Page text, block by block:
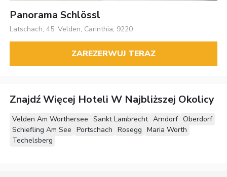
Panorama Schlössl
Latschach, 45, Velden, Carinthia, 9220
ZAREZERWUJ TERAZ
Znajdź Więcej Hoteli W Najbliższej Okolicy
Velden Am Worthersee Sankt Lambrecht Arndorf Oberdorf
Schiefling Am See Portschach Rosegg Maria Worth
Techelsberg